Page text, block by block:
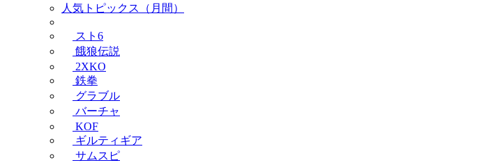
人気トピックス（月間）
スト6
餓狼伝説
2XKO
鉄拳
グラブル
バーチャ
KOF
ギルティギア
サムスピ